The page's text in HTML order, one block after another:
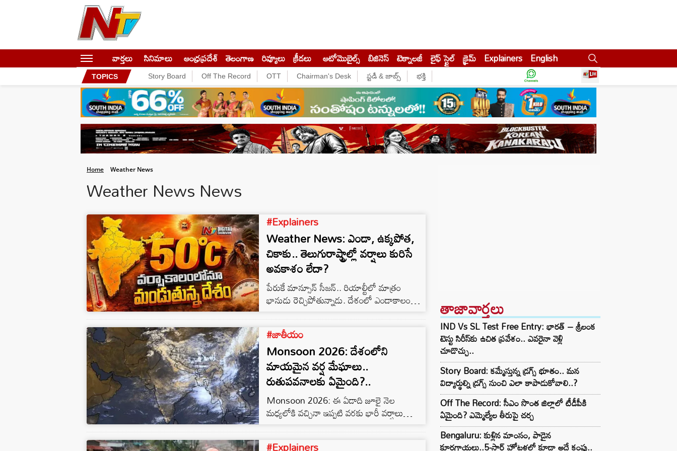
వార్తలు సినిమాలు ఆంధ్రప్రదేశ్ తెలంగాణ రివ్యూలు క్రీడలు ఆటోమొబైల్స్ బిజినెస్‌ టెక్నాలజీ లైఫ్ స్టైల్ క్రైమ్ Explainers English
TOPICS Story Board Off The Record OTT Chairman's Desk స్టడీ & జాబ్స్ భక్తి
Home Weather News
Weather News News
#Explainers
Weather News: ఎండా, ఉక్కపోత,
చికాకు.. తెలుగురాష్ట్రాల్లో వర్షాలు కురిసే
అవకాశం లేదా?
పేరుకే మాన్సూన్‌ సీజన్.. రియాల్టీలో మాత్రం
భానుడు రెచ్చిపోతున్నాడు. దేశంలో ఎండాకాలం
పెట్టగానే చెమటలు పట్టడం, ఊపిరి ఆడనంత
ఉక్కపోత, మొబైల్ టెంపరేచర్ యాప్ చూపిస్తున్న
ఉష్ణోగ్రత కంటే శరీరానికి మరింత వేడి అనిపించడం
చాలామందికి ఆశ్చర్యంగా మారింది. మాన్సూన్ బ్రేక్
అంటే ఏంటి? ఎయిర్ టెంపరేచర్ 32 నుంచి 37
డిగ్రీల సెల్సియస్ మాత్రమే ఉన్నా, శరీరం మాత్రం
దాదాపు 50 డిగ్రీల వేడిని అనుభవిస్తోంది.
వాతావరణ శాస్త్రవేత్తలు…
#జాతీయం
Monsoon 2026: దేశంలోని
మాయమైన వర్ష మేఘాలు..
రుతుపవనాలకు ఏమైంది?..
Monsoon 2026: ఈ ఏడాది జూలై నెల
మధ్యలోకి వచ్చినా ఇప్పటి వరకు భారీ వర్షాలు
కురవలేదు. దేశవ్యాప్తంగా చాలా ప్రాంతాల్లో వర్షాలు
#Explainers
తాజావార్తలు
IND Vs SL Test Free Entry: భారత్ – శ్రీలంక
టెస్టు సిరీస్‌కు ఉచిత ప్రవేశం.. ఎవరైనా వెళ్లి
చూడొచ్చు..
Story Board: కమ్మేస్తున్న డ్రగ్స్ భూతం.. మన
విద్యార్థుల్ని డ్రగ్స్ నుంచి ఎలా కాపాడుకోవాలి..?
Off The Record: సీఎం సొంత జిల్లాలో టీడీపీకి
ఏమైంది? ఎమ్మెల్యేల తీరుపై చర్చ
Bengaluru: కుళ్లిన మాంసం, పాడైన
కూరగాయలు..5-స్టార్ హోటళ్లలో కూడా అదే కంపు..